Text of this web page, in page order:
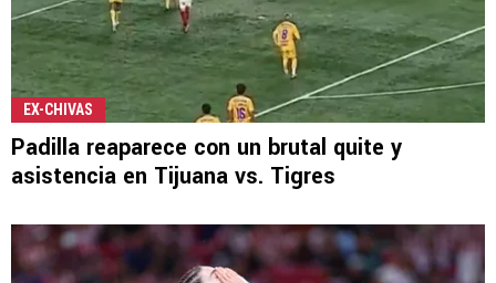
EX-CHIVAS
Padilla reaparece con un brutal quite y
asistencia en Tijuana vs. Tigres